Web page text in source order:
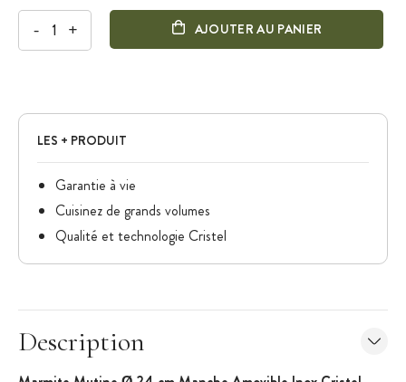
- + AJOUTER AU PANIER
LES + PRODUIT
Garantie à vie
Cuisinez de grands volumes
Qualité et technologie Cristel
Description